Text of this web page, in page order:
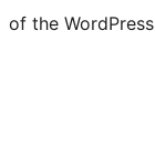
of the